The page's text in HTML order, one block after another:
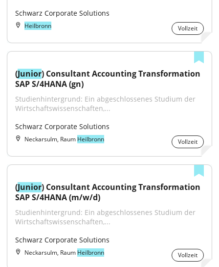
Schwarz Corporate Solutions
Heilbronn Vollzeit
(Junior) Consultant Accounting Transformation
SAP S/4HANA (gn)
Studienhintergrund: Ein abgeschlossenes Studium der
Wirtschaftswissenschaften,...
Schwarz Corporate Solutions
Neckarsulm, Raum Heilbronn Vollzeit
(Junior) Consultant Accounting Transformation
SAP S/4HANA (m/w/d)
Studienhintergrund: Ein abgeschlossenes Studium der
Wirtschaftswissenschaften,...
Schwarz Corporate Solutions
Neckarsulm, Raum Heilbronn Vollzeit